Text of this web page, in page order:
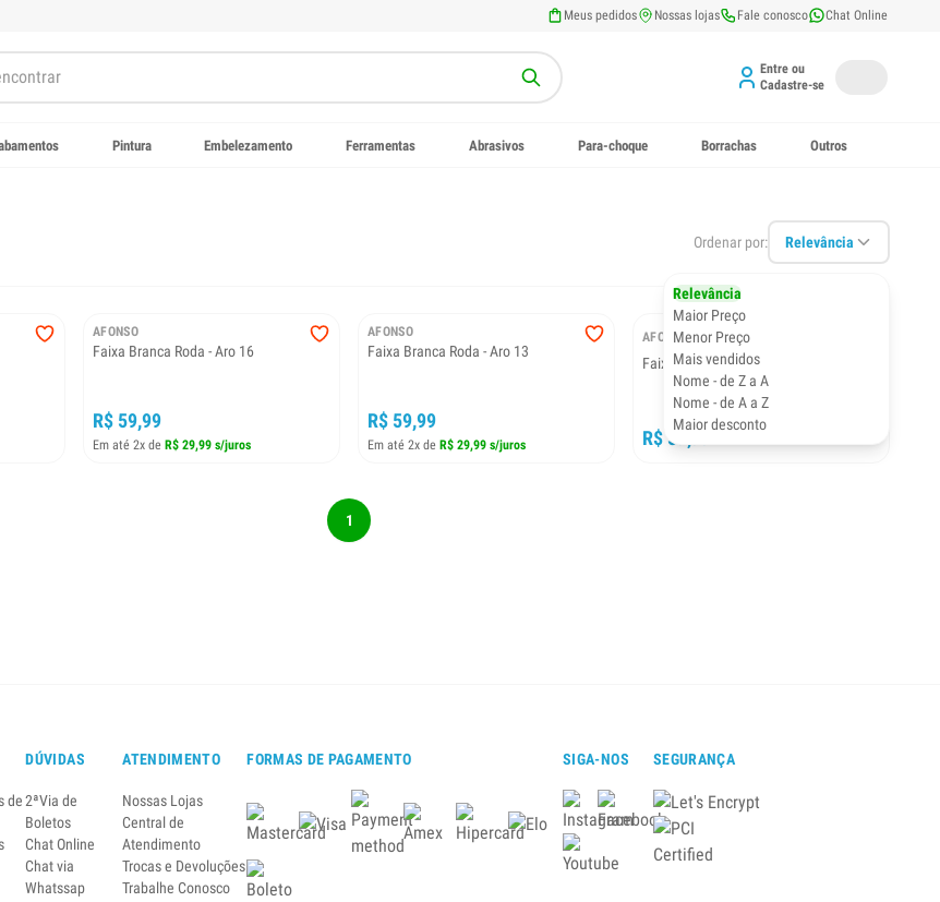
Meus pedidos Nossas lojas Fale conosco Chat Online
Entre ou
Cadastre-se
Pintura Embelezamento Ferramentas Abrasivos Para-choque Borrachas Outros
Ordenar por: Relevância
Relevância
Maior Preço
Menor Preço
Mais vendidos
Nome - de Z a A
Nome - de A a Z
Maior desconto
AFONSO
Faixa Branca Roda - Aro 16
R$ 59,99
Em até 2x de R$ 29,99 s/juros
AFONSO
Faixa Branca Roda - Aro 13
R$ 59,99
Em até 2x de R$ 29,99 s/juros
AFONSO
Faixa Branca Roda - Aro 15
R$ 59,99
1
de
DÚVIDAS
2ªVia de
Boletos
Chat Online
Chat via
Whatssap
ATENDIMENTO
Nossas Lojas
Central de
Atendimento
Trocas e Devoluções
Trabalhe Conosco
FORMAS DE PAGAMENTO SIGA-NOS SEGURANÇA